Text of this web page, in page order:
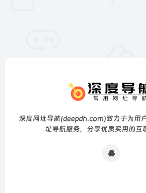
深度网址导航(deepdh.com)致力于为用
址导航服务，分享优质实用的互